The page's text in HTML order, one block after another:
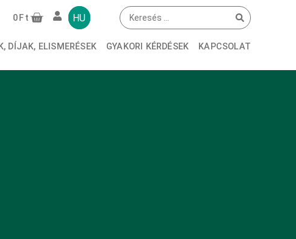
0 Ft HU
DÍJAK, ELISMERÉSEK GYAKORI KÉRDÉSEK KAPCSOLAT